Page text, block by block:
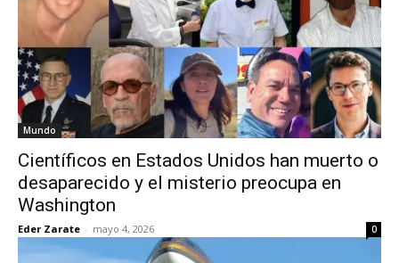
Mundo
Científicos en Estados Unidos han muerto o
desaparecido y el misterio preocupa en
Washington
Eder Zarate - mayo 4, 2026 0